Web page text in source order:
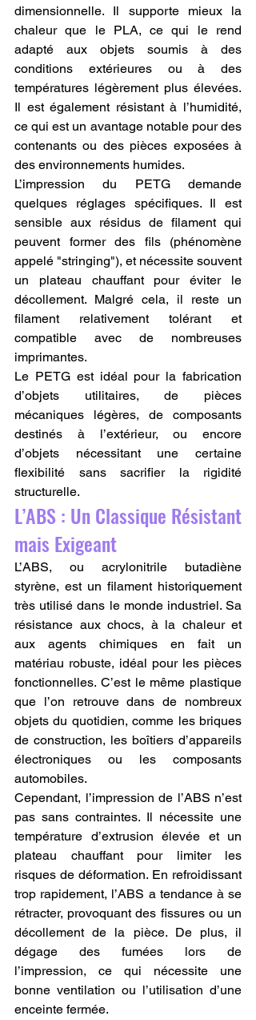
dimensionnelle. Il supporte mieux la
chaleur que le PLA, ce qui le rend
adapté aux objets soumis à des
conditions extérieures ou à des
températures légèrement plus élevées.
Il est également résistant à l’humidité,
ce qui est un avantage notable pour des
contenants ou des pièces exposées à
des environnements humides.
L’impression du PETG demande
quelques réglages spécifiques. Il est
sensible aux résidus de filament qui
peuvent former des fils (phénomène
appelé "stringing"), et nécessite souvent
un plateau chauffant pour éviter le
décollement. Malgré cela, il reste un
filament relativement tolérant et
compatible avec de nombreuses
imprimantes.
Le PETG est idéal pour la fabrication
d’objets utilitaires, de pièces
mécaniques légères, de composants
destinés à l’extérieur, ou encore
d’objets nécessitant une certaine
flexibilité sans sacrifier la rigidité
structurelle.
L’ABS : Un Classique Résistant
mais Exigeant
L’ABS, ou acrylonitrile butadiène
styrène, est un filament historiquement
très utilisé dans le monde industriel. Sa
résistance aux chocs, à la chaleur et
aux agents chimiques en fait un
matériau robuste, idéal pour les pièces
fonctionnelles. C’est le même plastique
que l’on retrouve dans de nombreux
objets du quotidien, comme les briques
de construction, les boîtiers d’appareils
électroniques ou les composants
automobiles.
Cependant, l’impression de l’ABS n’est
pas sans contraintes. Il nécessite une
température d’extrusion élevée et un
plateau chauffant pour limiter les
risques de déformation. En refroidissant
trop rapidement, l’ABS a tendance à se
rétracter, provoquant des fissures ou un
décollement de la pièce. De plus, il
dégage des fumées lors de
l’impression, ce qui nécessite une
bonne ventilation ou l’utilisation d’une
enceinte fermée.